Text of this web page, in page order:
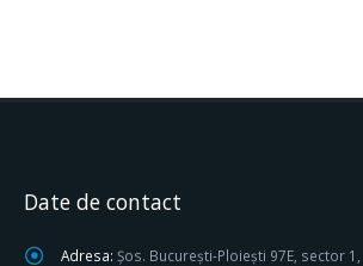
Date de contact
Adresa: Șos. București-Ploiești 97E, sector